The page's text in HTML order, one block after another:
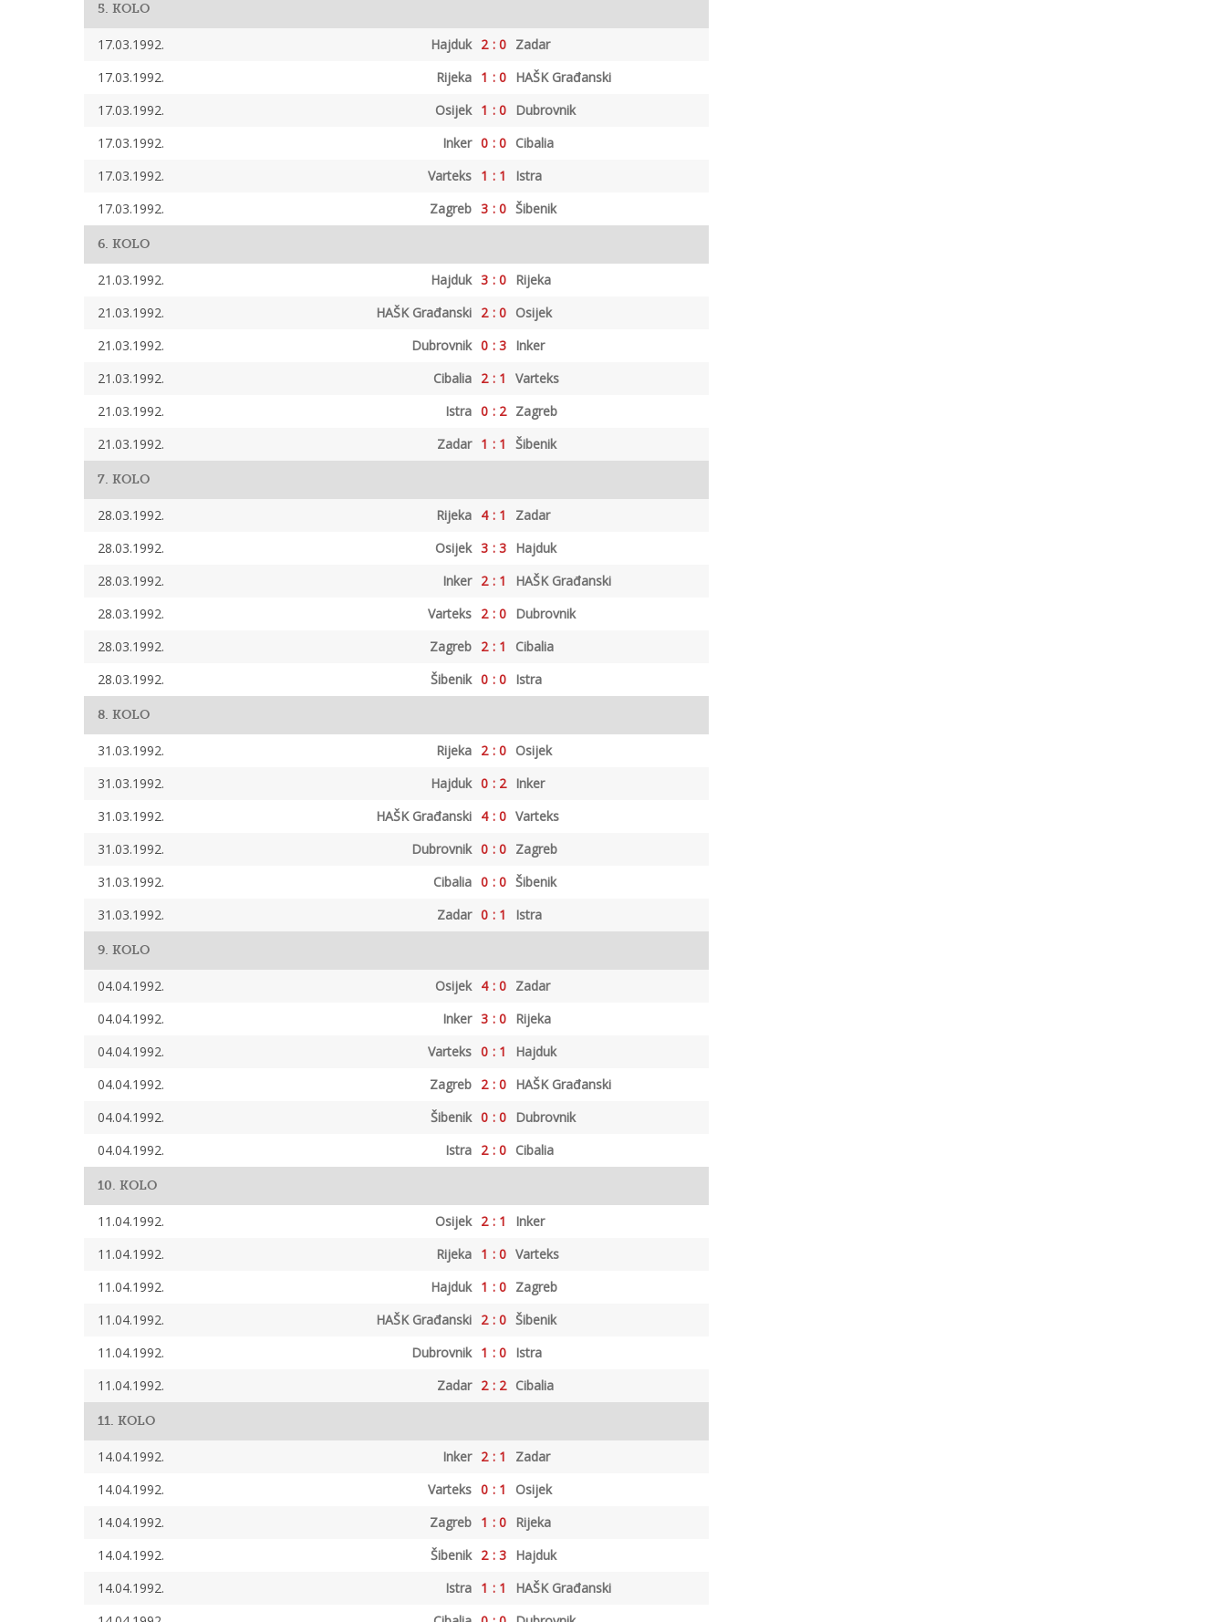
5. KOLO
17.03.1992. Hajduk 2 : 0 Zadar
17.03.1992.
Rijeka 1 : 0 HAŠK Građanski
17.03.1992.
Osijek 1 : 0 Dubrovnik
17.03.1992.
Inker 0 : 0 Cibalia
17.03.1992.
Varteks 1 : 1
Istra
17.03.1992.
Zagreb 3 : 0 Šibenik
6. KOLO
21.03.1992. Hajduk 3 : 0 Rijeka
21.03.1992.
HAŠK Građanski 2 : 0 Osijek
21.03.1992.
Dubrovnik 0 : 3 Inker
21.03.1992.
Cibalia 2 : 1
Varteks
21.03.1992.
Istra 0 : 2 Zagreb
21.03.1992.
Zadar 1 : 1 Šibenik
7. KOLO
28.03.1992. Rijeka 4 : 1
Zadar
28.03.1992.
Osijek 3 : 3 Hajduk
28.03.1992.
Inker 2 : 1
HAŠK Građanski
28.03.1992.
Varteks 2 : 0 Dubrovnik
28.03.1992.
Zagreb 2 : 1
Cibalia
28.03.1992.
Šibenik 0 : 0 Istra
8. KOLO
31.03.1992. Rijeka 2 : 0 Osijek
31.03.1992.
Hajduk 0 : 2 Inker
31.03.1992.
HAŠK Građanski 4 : 0 Varteks
31.03.1992.
Dubrovnik 0 : 0 Zagreb
31.03.1992.
Cibalia 0 : 0 Šibenik
31.03.1992.
Zadar 0 : 1 Istra
9. KOLO
04.04.1992. Osijek 4 : 0 Zadar
04.04.1992.
Inker 3 : 0 Rijeka
04.04.1992.
Varteks 0 : 1
Hajduk
04.04.1992.
Zagreb 2 : 0 HAŠK Građanski
04.04.1992.
Šibenik 0 : 0 Dubrovnik
04.04.1992.
Istra 2 : 0 Cibalia
10. KOLO
11.04.1992. Osijek 2 : 1
Inker
11.04.1992.
Rijeka 1 : 0 Varteks
11.04.1992.
Hajduk 1 : 0 Zagreb
11.04.1992.
HAŠK Građanski 2 : 0 Šibenik
11.04.1992.
Dubrovnik 1 : 0 Istra
11.04.1992.
Zadar 2 : 2 Cibalia
11. KOLO
14.04.1992. Inker 2 : 1
Zadar
14.04.1992.
Varteks 0 : 1
Osijek
14.04.1992.
Zagreb 1 : 0 Rijeka
14.04.1992.
Šibenik 2 : 3 Hajduk
14.04.1992.
Istra 1 : 1
HAŠK Građanski